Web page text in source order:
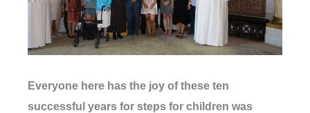
Everyone here has the joy of these ten
successful years for steps for children was